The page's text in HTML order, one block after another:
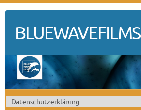
contentBLUEWAVEFILMS